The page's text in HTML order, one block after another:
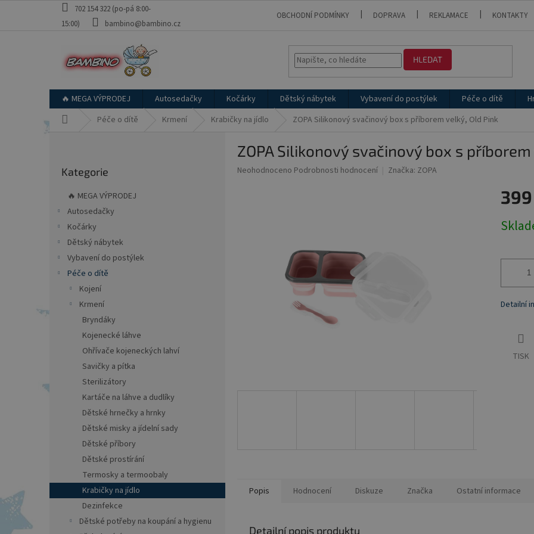
702 154 322 (po-pá 8:00-
15:00)
bambino@bambino.cz
OBCHODNÍ PODMÍNKY DOPRAVA REKLAMACE KONTAKTY
HLEDAT
🔥 MEGA VÝPRODEJ Autosedačky Kočárky Dětský nábytek Vybavení do postýlek Péče o dítě
Péče o dítě Krmení Krabičky na jídlo ZOPA Silikonový svačinový box s příborem velký, Old Pink
kategorie
Kategorie
🔥 MEGA VÝPRODEJ
Autosedačky
Kočárky
Dětský nábytek
Vybavení do postýlek
Péče o dítě
Kojení
Krmení
Bryndáky
Kojenecké láhve
Ohřívače kojeneckých lahví
Savičky a pítka
Sterilizátory
Kartáče na láhve a dudlíky
Dětské hrnečky a hrnky
Dětské misky a jídelní sady
Dětské příbory
Dětské prostírání
Termosky a termoobaly
Krabičky na jídlo
Dezinfekce
Dětské potřeby na koupání a hygienu
ZOPA Silikonový svačinový box s
Průměrné
Neohodnoceno Podrobnosti hodnocení Značka: ZOPA
cena:
Detailní
TISK
Popis Hodnocení Diskuze Značka Ostatní informace
Detailní popis produktu